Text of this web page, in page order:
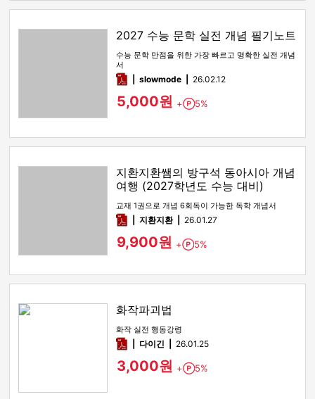
2027 수능 문학 실전 개념 필기노트
수능 문학 만점을 위한 가장 빠르고 명확한 실전 개념
서
pdfslowmode 26.02.12
5,000원 + Point
5%
지환지환쌤의 방구석 동아시아 개념
여행 (2027학년도 수능 대비)
교재 1권으로 개념 6회독이 가능한 독학 개념서
pdf지환지환 26.01.27
9,900원 + Point
5%
화작파괴법
화작 실전 행동강령
pdf다이긴 26.01.25
3,000원 + Point
5%